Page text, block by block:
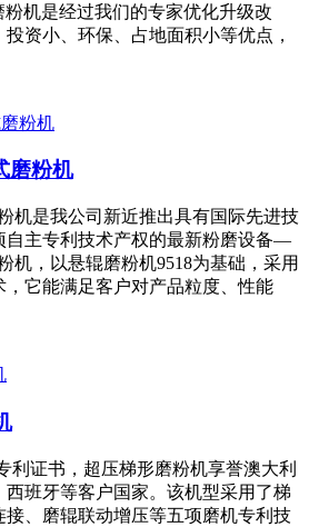
机是经过我们的专家优化升级改
资小、环保、占地面积小等优点，
磨粉机
机是我公司新近推出具有国际先进技
自主专利技术产权的最新粉磨设备—
机，以悬辊磨粉机9518为基础，采用
，它能满足客户对产品粒度、性能
利证书，超压梯形磨粉机享誉澳大利
西班牙等客户国家。该机型采用了梯
接、磨辊联动增压等五项磨机专利技